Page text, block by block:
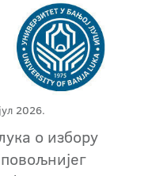
2026.
о избору